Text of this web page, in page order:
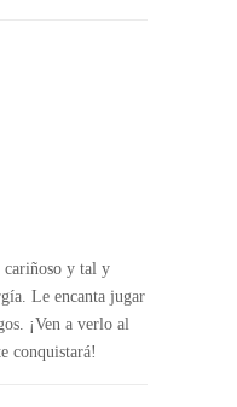
cariñoso y tal y
Le encanta jugar
¡Ven a verlo al
conquistará!